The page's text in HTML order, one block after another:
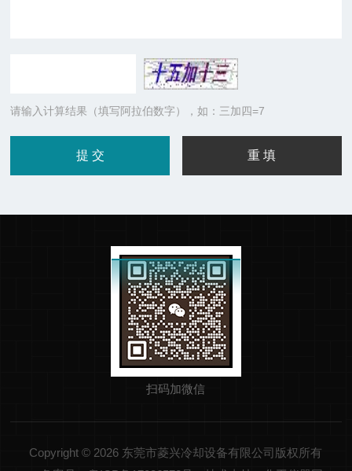
请输入计算结果（填写阿拉伯数字），如：三加四=7
扫码加微信
Copyright © 2026 东莞市菱兴冷却设备有限公司版权所有